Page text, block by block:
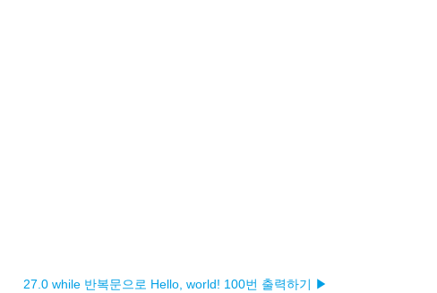
27.0 while 반복문으로 Hello, world! 100번 출력하기 ▶︎